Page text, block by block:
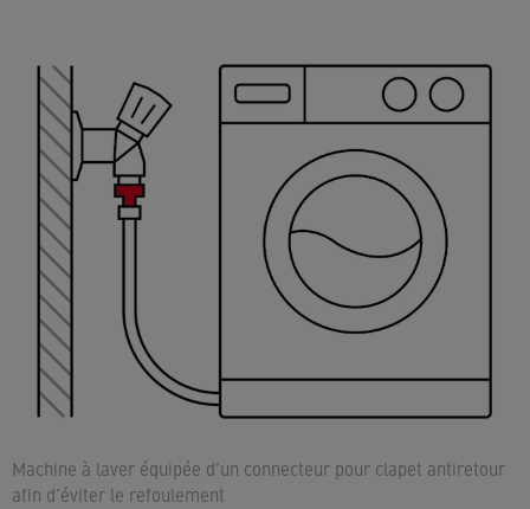
Machine à laver équipée d’un connecteur pour clapet antiretour
afin d’éviter le refoulement